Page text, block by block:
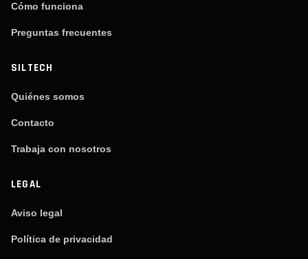
Cómo funciona
Preguntas frecuentes
SILTECH
Quiénes somos
Contacto
Trabaja con nosotros
LEGAL
Aviso legal
Política de privacidad